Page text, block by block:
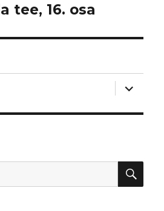
tee, 16. osa
laienda